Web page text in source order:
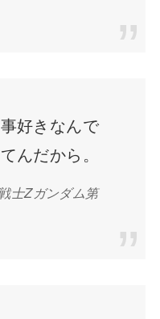
好きなんで
んだから。
戦士Zガンダム第